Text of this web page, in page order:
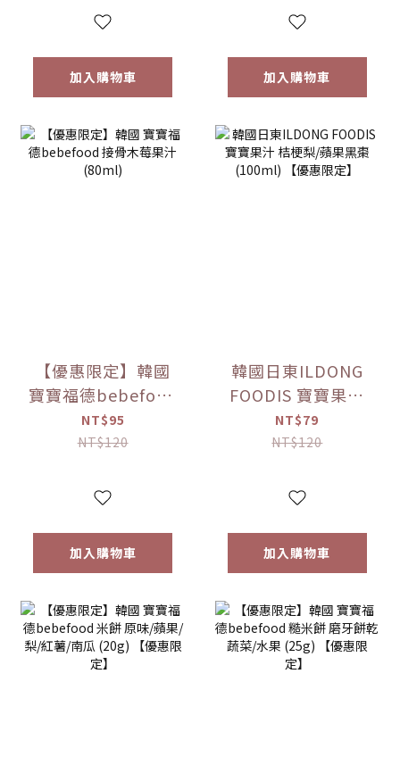
加入購物車 加入購物車
【優惠限定】韓國
寶寶福德bebefood
接骨木莓果汁
(80ml)
NT$95
NT$120
加入購物車
韓國日東ILDONG
FOODIS 寶寶果汁
桔梗梨/蘋果黑棗
(100ml) 【優惠限
NT$79
NT$120
加入購物車